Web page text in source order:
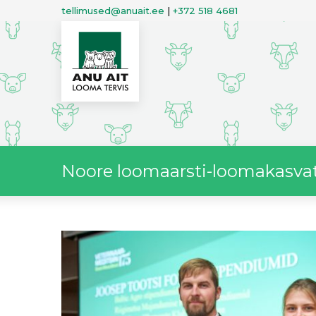
tellimused@anuait.ee | +372 518 4681
Noore loomaarsti-